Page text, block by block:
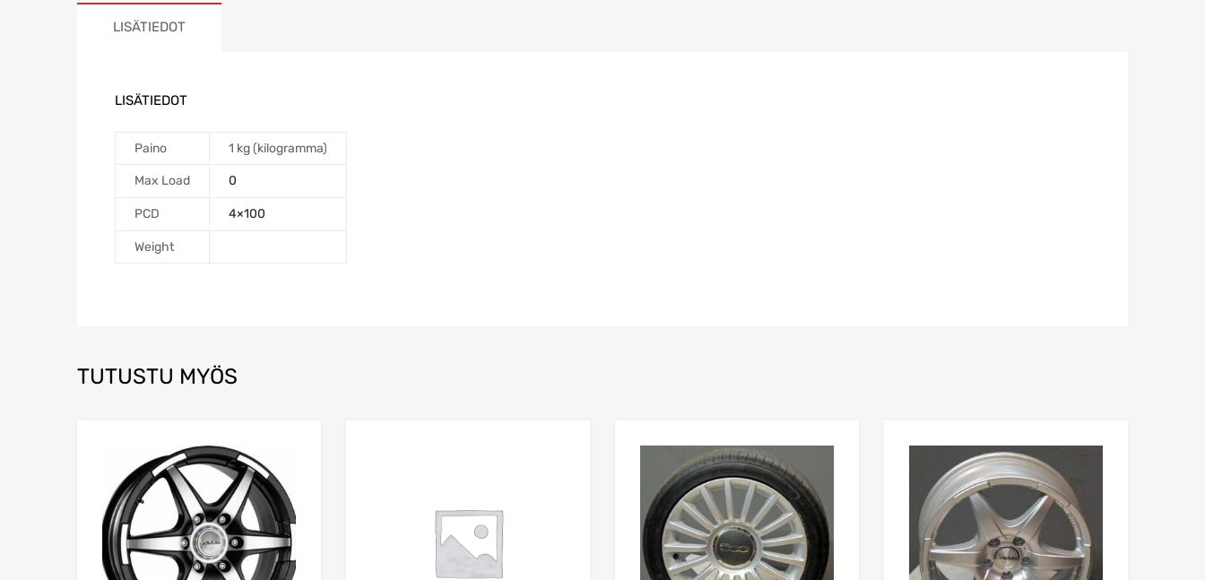
LISÄTIEDOT
LISÄTIEDOT
Paino 1 kg (kilogramma)
Max Load 0
PCD 4×100
Weight
TUTUSTU MYÖS